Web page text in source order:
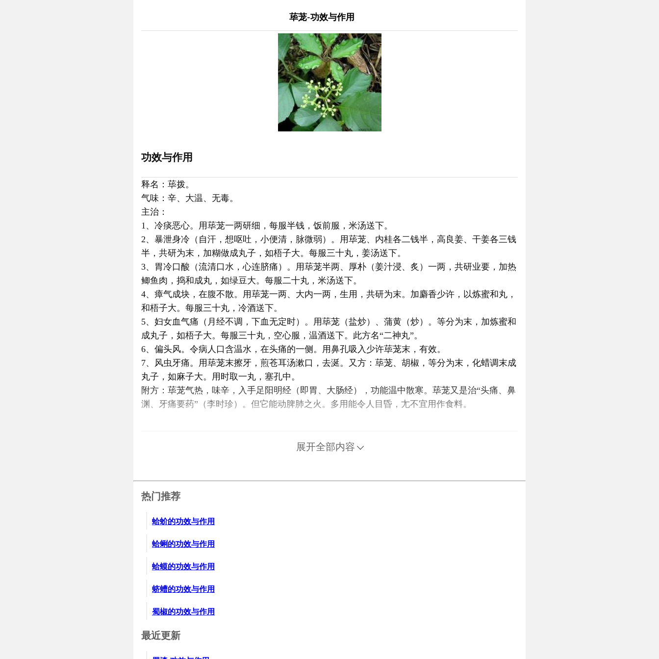
荜茏-功效与作用
功效与作用
释名：荜拨。
气味：辛、大温、无毒。
主治：
1、冷痰恶心。用荜茏一两研细，每服半钱，饭前服，米汤送下。
2、暴泄身冷（自汗，想呕吐，小便清，脉微弱）。用荜茏、内桂各二钱半，高良姜、干姜各三钱
半，共研为末，加糊做成丸子，如梧子大。每服三十丸，姜汤送下。
3、胃冷口酸（流清口水，心连脐痛）。用荜茏半两、厚朴（姜汁浸、炙）一两，共研业要，加热
鲫鱼肉，捣和成丸，如绿豆大。每服二十丸，米汤送下。
4、瘴气成块，在腹不散。用荜茏一两、大内一两，生用，共研为末。加麝香少许，以炼蜜和丸，
和梧子大。每服三十丸，冷酒送下。
5、妇女血气痛（月经不调，下血无定时）。用荜茏（盐炒）、蒲黄（炒）。等分为末，加炼蜜和
成丸子，如梧子大。每服三十丸，空心服，温酒送下。此方名“二神丸”。
6、偏头风。令病人口含温水，在头痛的一侧。用鼻孔吸入少许荜茏末，有效。
7、风虫牙痛。用荜茏末擦牙，煎苍耳汤漱口，去涎。又方：荜茏、胡椒，等分为末，化蜡调末成
丸子，如麻子大。用时取一丸，塞孔中。
附方：荜茏气热，味辛，入手足阳明经（即胃、大肠经），功能温中散寒。荜茏又是治“头痛、鼻
渊、牙痛要药”（李时珍）。但它能动脾肺之火。多用能令人目昏，尢不宜用作食料。
展开全部内容
热门推荐
蛤蚧的功效与作用
蛤蜊的功效与作用
蛤蟆的功效与作用
蛴螬的功效与作用
蜀椒的功效与作用
最近更新